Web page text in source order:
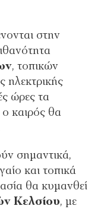
στην
, τοπικών
ηλεκτρικής
ώρες τα
καιρός θα
σημαντικά,
και τοπικά
θα κυμανθεί
Κελσίου, με